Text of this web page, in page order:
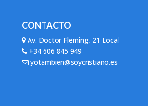
CONTACTO
Av. Doctor Fleming, 21 Local
+34 606 845 949
yotambien@soycristiano.es